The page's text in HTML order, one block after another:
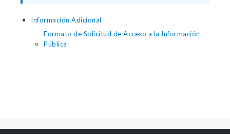
Información Adicional
Formato de Solicitud de Acceso a la Información
Pública